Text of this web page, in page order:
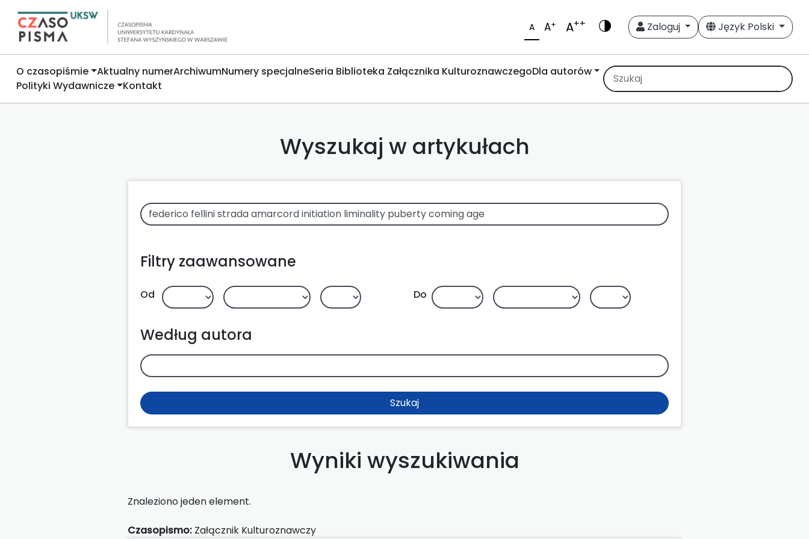
A A+ A++ Zaloguj Język Polski
O czasopiśmie Aktualny numerArchiwumNumery specjalneSeria Biblioteka Załącznika KulturoznawczegoDla autorów
Polityki Wydawnicze Kontakt
Wyszukaj w artykułach
Filtry zaawansowane
Od Do
Według autora
Szukaj
Wyniki wyszukiwania
Znaleziono jeden element.
Czasopismo: Załącznik Kulturoznawczy